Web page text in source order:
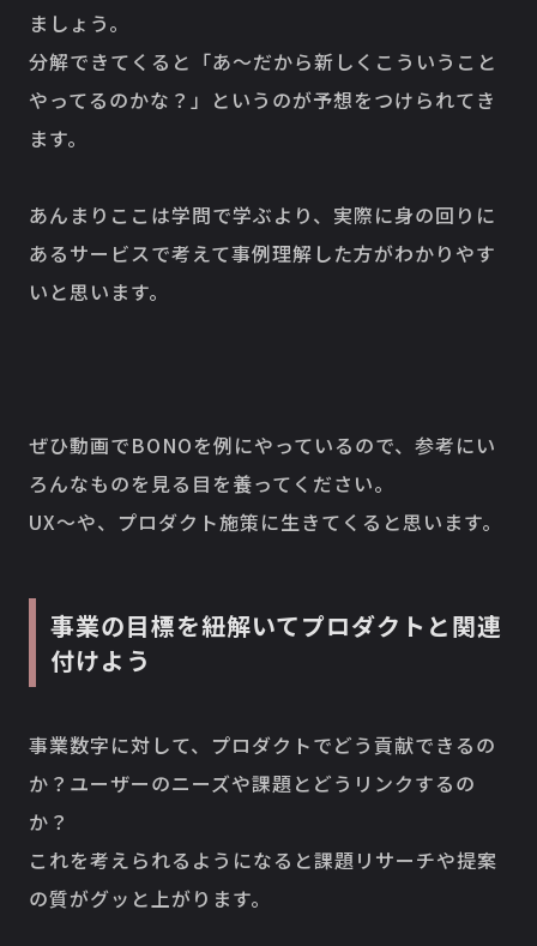
ましょう。
分解できてくると「あ〜だから新しくこういうこと
やってるのかな？」というのが予想をつけられてき
ます。
あんまりここは学問で学ぶより、実際に身の回りに
あるサービスで考えて事例理解した方がわかりやす
いと思います。
ぜひ動画でBONOを例にやっているので、参考にい
ろんなものを見る目を養ってください。
UX〜や、プロダクト施策に生きてくると思います。
事業の目標を紐解いてプロダクトと関連
付けよう
事業数字に対して、プロダクトでどう貢献できるの
か？ユーザーのニーズや課題とどうリンクするの
か？
これを考えられるようになると課題リサーチや提案
の質がグッと上がります。